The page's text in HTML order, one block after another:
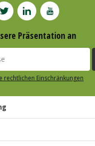
Präsentation an
rechtlichen Einschränkungen